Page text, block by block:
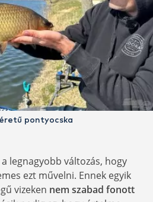
pontyocska
legnagyobb változás, hogy
ezt művelni. Ennek egyik
vizeken nem szabad fonott